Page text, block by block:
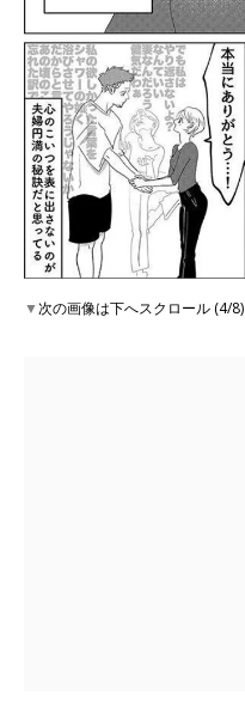
▼次の画像は下へスクロール (4/8)